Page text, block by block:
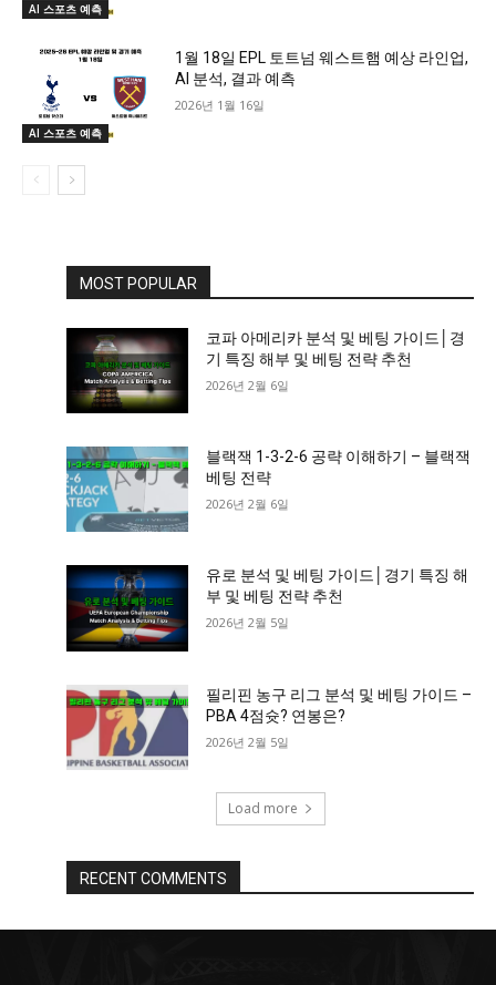
AI 스포츠 예측
AI 스포츠 예측
1월 18일 EPL 토트넘 웨스트햄 예상 라인업,
AI 분석, 결과 예측
2026년 1월 16일
MOST POPULAR
코파 아메리카 분석 및 베팅 가이드│경
기 특징 해부 및 베팅 전략 추천
2026년 2월 6일
블랙잭 1-3-2-6 공략 이해하기 – 블랙잭
베팅 전략
2026년 2월 6일
유로 분석 및 베팅 가이드│경기 특징 해
부 및 베팅 전략 추천
2026년 2월 5일
필리핀 농구 리그 분석 및 베팅 가이드 –
PBA 4점슛? 연봉은?
2026년 2월 5일
Load more
RECENT COMMENTS